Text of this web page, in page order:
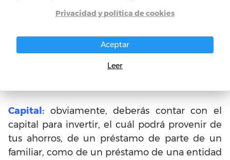
Maquinaria:adquiere la maquinaria que
la marca correcta para tu negocio. En el
apartado de esta categoría detallaremos la
función de la máquina clásica usada en una
Capital: obviamente, deberás contar con el
capital para invertir, el cuál podrá provenir de
tus ahorros, de un préstamo de parte de un
familiar, como de un préstamo de una entidad
Privacidad y política de cookies
Aceptar
Leer